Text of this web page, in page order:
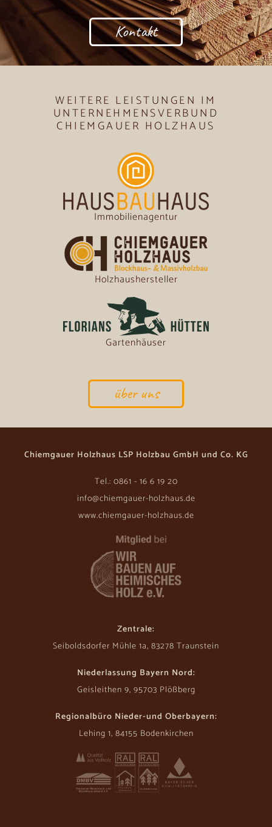
Kontakt
WEITERE LEISTUNGEN IM
UNTERNEHMENSVERBUND
CHIEMGAUER HOLZHAUS
Immobilienagentur
Holzhaushersteller
Gartenhäuser
über uns
Chiemgauer Holzhaus LSP Holzbau GmbH und Co. KG
Tel.: 0861 - 16 6 19 20
info@chiemgauer-holzhaus.de
www.chiemgauer-holzhaus.de
Zentrale:
Seiboldsdorfer Mühle 1a, 83278 Traunstein
Niederlassung Bayern Nord:
Geisleithen 9, 95703 Plößberg
Regionalbüro Nieder-und Oberbayern:
Lehing 1, 84155 Bodenkirchen